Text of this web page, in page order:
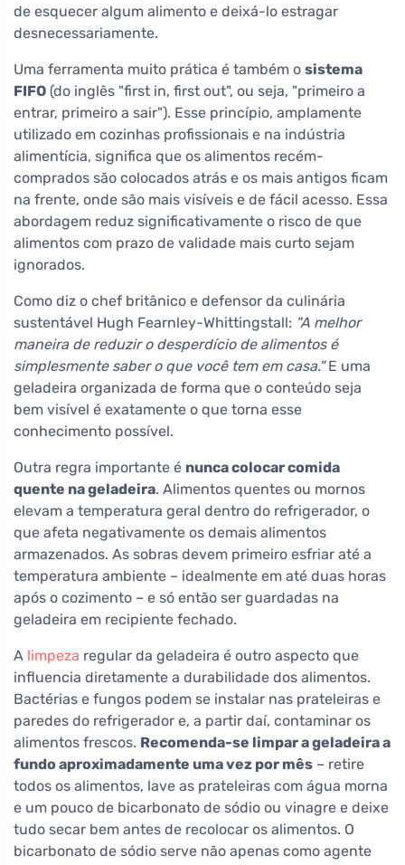
de esquecer algum alimento e deixá-lo estragar
desnecessariamente.
Uma ferramenta muito prática é também o sistema
FIFO (do inglês "first in, first out", ou seja, "primeiro a
entrar, primeiro a sair"). Esse princípio, amplamente
utilizado em cozinhas profissionais e na indústria
alimentícia, significa que os alimentos recém-
comprados são colocados atrás e os mais antigos ficam
na frente, onde são mais visíveis e de fácil acesso. Essa
abordagem reduz significativamente o risco de que
alimentos com prazo de validade mais curto sejam
ignorados.
Como diz o chef britânico e defensor da culinária
sustentável Hugh Fearnley-Whittingstall: "A melhor
maneira de reduzir o desperdício de alimentos é
simplesmente saber o que você tem em casa."E uma
geladeira organizada de forma que o conteúdo seja
bem visível é exatamente o que torna esse
conhecimento possível.
Outra regra importante é nunca colocar comida
quente na geladeira. Alimentos quentes ou mornos
elevam a temperatura geral dentro do refrigerador, o
que afeta negativamente os demais alimentos
armazenados. As sobras devem primeiro esfriar até a
temperatura ambiente – idealmente em até duas horas
após o cozimento – e só então ser guardadas na
geladeira em recipiente fechado.
A limpeza regular da geladeira é outro aspecto que
influencia diretamente a durabilidade dos alimentos.
Bactérias e fungos podem se instalar nas prateleiras e
paredes do refrigerador e, a partir daí, contaminar os
alimentos frescos. Recomenda-se limpar a geladeira a
fundo aproximadamente uma vez por mês – retire
todos os alimentos, lave as prateleiras com água morna
e um pouco de bicarbonato de sódio ou vinagre e deixe
tudo secar bem antes de recolocar os alimentos. O
bicarbonato de sódio serve não apenas como agente